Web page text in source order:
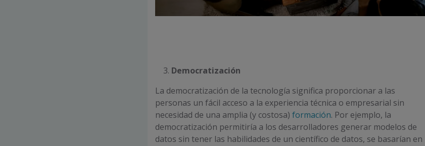
Democratización
La democratización de la tecnología significa proporcionar a las
personas un fácil acceso a la experiencia técnica o empresarial sin
necesidad de una amplia (y costosa) formación. Por ejemplo, la
democratización permitiría a los desarrolladores generar modelos de
datos sin tener las habilidades de un científico de datos, se basarían en